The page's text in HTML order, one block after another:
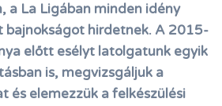
a La Ligában minden idény
bajnokságot hirdetnek. A 2015-
előtt esélyt latolgatunk egyik
is, megvizsgáljuk a
és elemezzük a felkészülési